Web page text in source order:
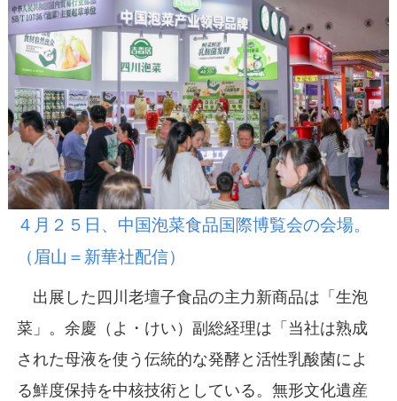
４月２５日、中国泡菜食品国際博覧会の会場。
（眉山＝新華社配信）
出展した四川老壇子食品の主力新商品は「生泡
菜」。余慶（よ・けい）副総経理は「当社は熟成
された母液を使う伝統的な発酵と活性乳酸菌によ
る鮮度保持を中核技術としている。無形文化遺産